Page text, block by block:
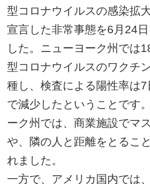
型コロナウイルスの感染拡
宣言した非常事態を6月24
した。ニューヨーク州では
型コロナウイルスのワクチ
種し、検査による陽性率は
で減少したということです
ーク州では、商業施設でマ
や、隣の人と距離をとるこ
れました。
一方で、アメリカ国内では